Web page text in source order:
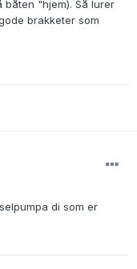
båten "hjem). Så lurer
brakketer som
di som er